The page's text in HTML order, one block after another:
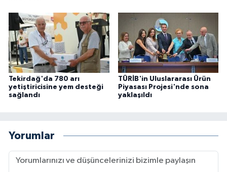
Tekirdağ'da 780 arı
yetiştiricisine yem desteği
sağlandı
TÜRİB'in Uluslararası Ürün
Piyasası Projesi'nde sona
yaklaşıldı
Yorumlar